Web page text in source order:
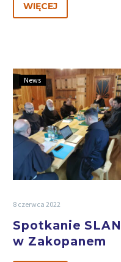
WIĘCEJ
News
8 czerwca 2022
Spotkanie SLAN
w Zakopanem